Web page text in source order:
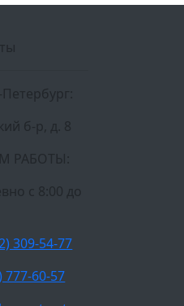
б-р, д. 8
РАБОТЫ:
c 8:00 до
309-54-77
777-60-57